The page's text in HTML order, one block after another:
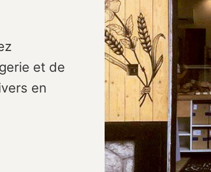
et de
en